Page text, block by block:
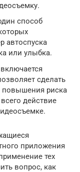
способ
автоспуска
или улыбка.
сделать
повышения риска
действие
приложения
тех
вопрос, как